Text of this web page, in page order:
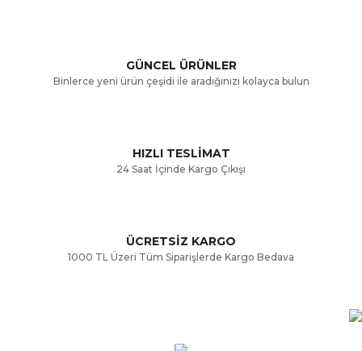
GÜNCEL ÜRÜNLER
Binlerce yeni ürün çeşidi ile aradığınızı kolayca bulun
HIZLI TESLİMAT
24 Saat İçinde Kargo Çıkışı
ÜCRETSİZ KARGO
1000 TL Üzeri Tüm Siparişlerde Kargo Bedava